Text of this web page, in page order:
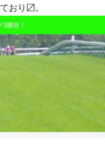
おり〼。
3勝目！